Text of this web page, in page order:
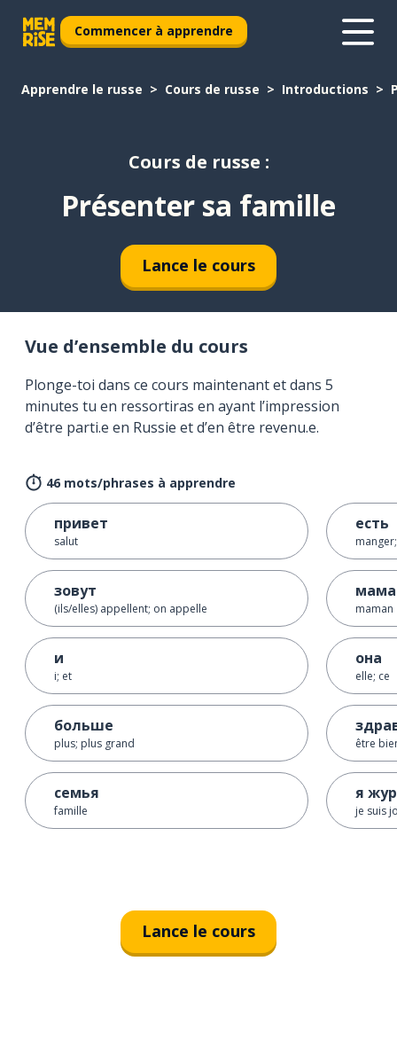
Commencer à apprendre
Apprendre le russe Cours de russe Introductions
Cours de russe :
Présenter sa famille
Lance le cours
Vue d’ensemble du cours
Plonge-toi dans ce cours maintenant et dans 5
minutes tu en ressortiras en ayant l’impression
d’être parti.e en Russie et d’en être revenu.e.
46 mots/phrases à apprendre
привет
salut
зовут
(ils/elles) appellent; on appelle
и
i; et
больше
plus; plus grand
семья
famille
есть
мама
maman
она
elle; ce
être
я
je suis
Lance le cours